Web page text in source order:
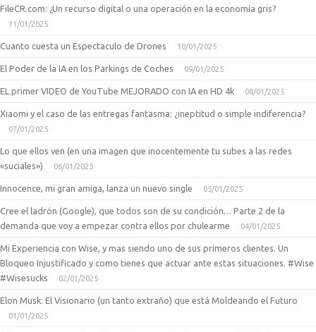
FileCR.com: ¿Un recurso digital o una operación en la economía gris?
11/01/2025
Cuanto cuesta un Espectaculo de Drones 10/01/2025
El Poder de la IA en los Parkings de Coches 09/01/2025
EL primer VIDEO de YouTube MEJORADO con IA en HD 4k 08/01/2025
Xiaomi y el caso de las entregas fantasma: ¿ineptitud o simple indiferencia?
07/01/2025
Lo que ellos ven (en una imagen que inocentemente tu subes a las redes
«suciales»)
06/01/2025
Innocence, mi gran amiga, lanza un nuevo single 05/01/2025
Cree el ladrón (Google), que todos son de su condición… Parte 2 de la
demanda que voy a empezar contra ellos por chulearme
04/01/2025
Mi Experiencia con Wise, y mas siendo uno de sus primeros clientes. Un
Bloqueo Injustificado y como tienes que actuar ante estas situaciones. #Wise
#Wisesucks
02/01/2025
Elon Musk: El Visionario (un tanto extraño) que está Moldeando el Futuro
01/01/2025